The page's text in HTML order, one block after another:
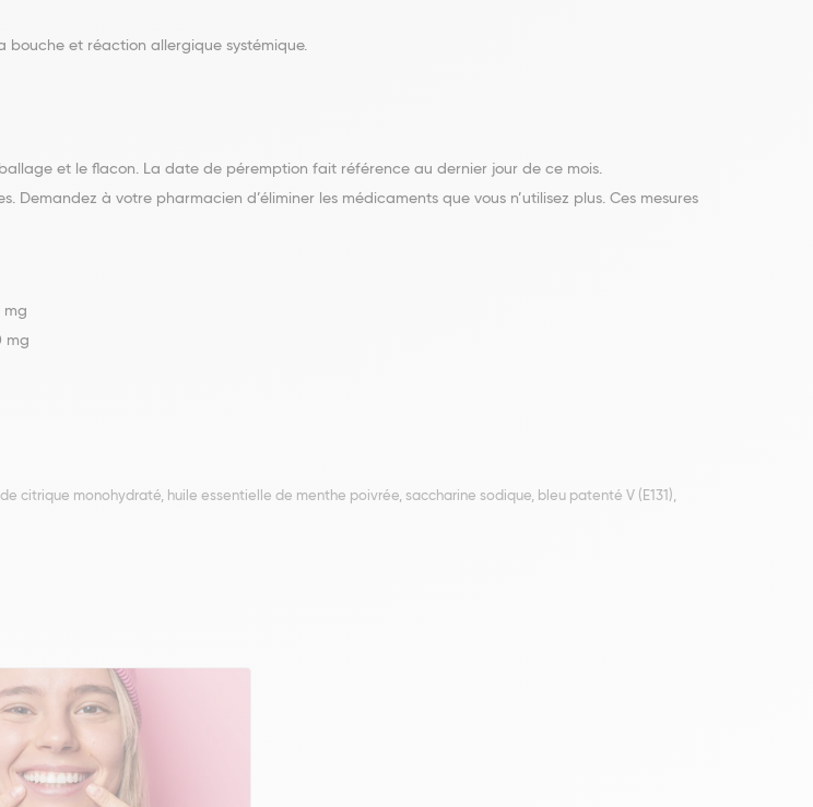
bouche et réaction allergique systémique.
et le flacon. La date de péremption fait référence au dernier jour de ce mois.
à votre pharmacien d’éliminer les médicaments que vous n’utilisez plus. Ces mesures
mg
mg
monohydraté, huile essentielle de menthe poivrée, saccharine sodique, bleu patenté V (E131),